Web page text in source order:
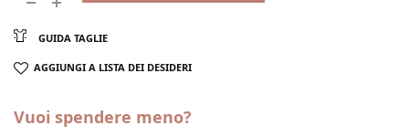
GUIDA TAGLIE
AGGIUNGI A LISTA DEI DESIDERI
Vuoi spendere meno?